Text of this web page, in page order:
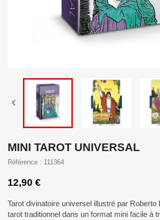

MINI TAROT UNIVERSAL
Référence : 111364
12,90 €
Tarot divinatoire universel illustré par Roberto
tarot traditionnel dans un format mini facile à